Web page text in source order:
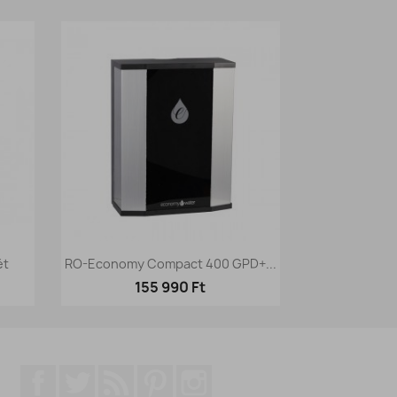
Előnézet
RO-Economy Compact 400 GPD+...
155 990 Ft